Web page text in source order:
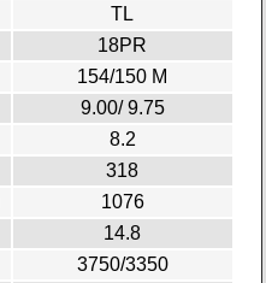
TL
18PR
154/150 M
9.00/ 9.75
8.2
318
1076
14.8
3750/3350